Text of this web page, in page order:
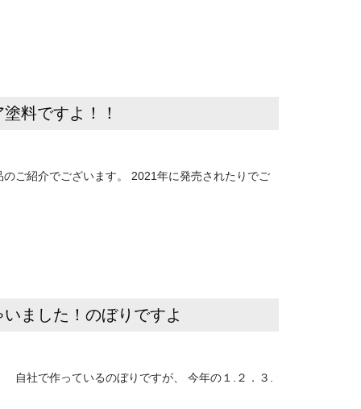
料ですよ！！
ご紹介でございます。 2021年に発売されたりでご
ました！のぼりですよ
自社で作っているのぼりですが、 今年の１.２．３.